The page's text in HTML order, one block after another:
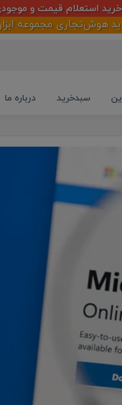
خرید استعلام قیمت و
مجموعه ابزار
سبدخرید درباره ما